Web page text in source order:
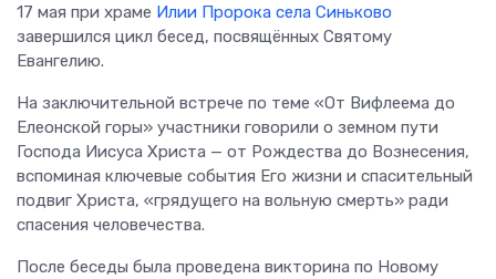
17 мая при храме Илии Пророка села Синьково
завершился цикл бесед, посвящённых Святому
Евангелию.
На заключительной встрече по теме «От Вифлеема до
Елеонской горы» участники говорили о земном пути
Господа Иисуса Христа — от Рождества до Вознесения,
вспоминая ключевые события Его жизни и спасительный
подвиг Христа, «грядущего на вольную смерть» ради
спасения человечества.
После беседы была проведена викторина по Новому